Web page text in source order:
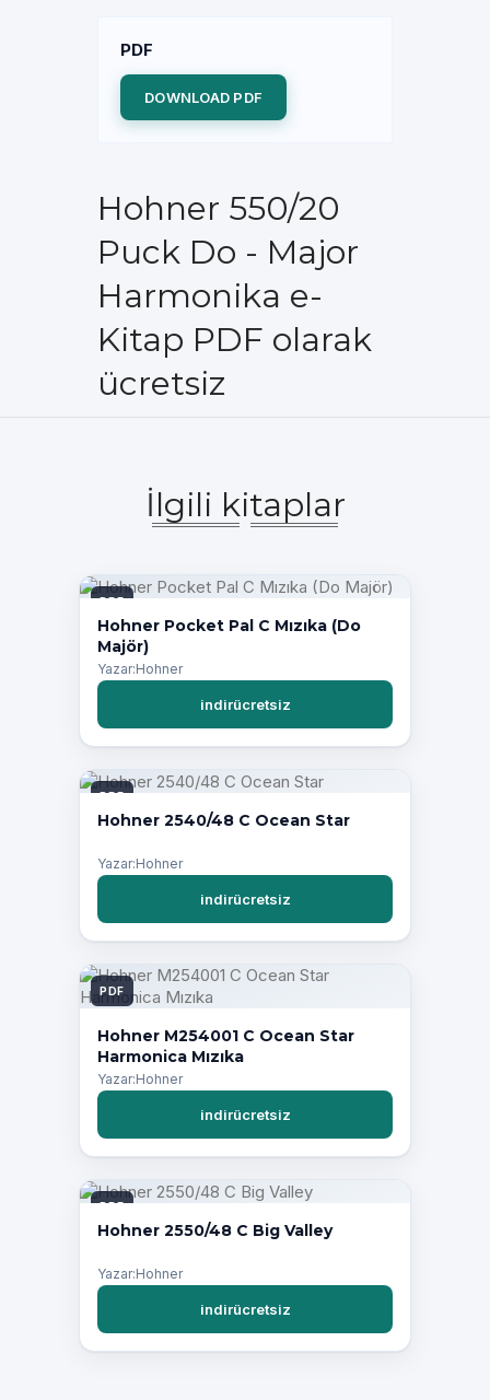
PDF
DOWNLOAD PDF
Hohner 550/20
Puck Do - Major
Harmonika e-
Kitap PDF olarak
ücretsiz
İlgili kitaplar
PDF
Hohner Pocket Pal C Mızıka (Do
Majör)
Yazar:Hohner
indirücretsiz
PDF
Hohner 2540/48 C Ocean Star
Yazar:Hohner
indirücretsiz
PDF
Hohner M254001 C Ocean Star
Harmonica Mızıka
Yazar:Hohner
indirücretsiz
PDF
Hohner 2550/48 C Big Valley
Yazar:Hohner
indirücretsiz